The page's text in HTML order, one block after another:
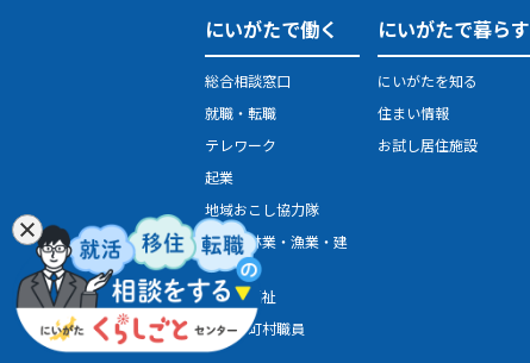
にいがたで働く
総合相談窓口
就職・転職
テレワーク
起業
地域おこし協力隊
農業・林業・漁業・建
設業
医療・福祉
県・市町村職員
にいがたで暮らす
にいがたを知る
住まい情報
お試し居住施設